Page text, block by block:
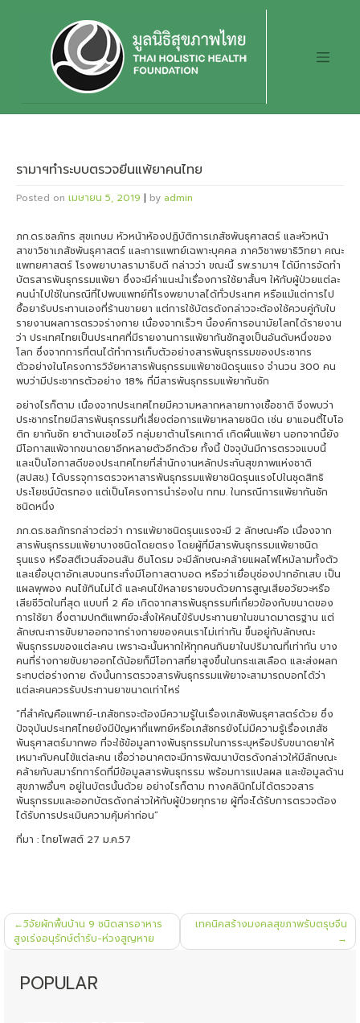
รามาฯทำระบบตรวจยีนแพ้ยาคนไทย
Posted on เมษายน 5, 2019 | by admin
ภก.ดร.ชลภัทร สุขเกษม หัวหน้าห้องปฏิบัติการเภสัชพันธุศาสตร์ และหัวหน้า
สาขาวิชาเภสัชพันธุศาสตร์ และการแพทย์เฉพาะบุคคล ภาควิชาพยาธิวิทยา คณะ
แพทยศาสตร์ โรงพยาบาลรามาธิบดี กล่าวว่า ขณะนี้ รพ.รามาฯ ได้มีการจัดทำ
บัตรสารพันธุกรรมแพ้ยา ซึ่งจะมีคำแนะนำเรื่องการใช้ยาสั้นๆ ให้กับผู้ป่วยแต่ละ
คนนำไปใช้ในกรณีที่ไปพบแพทย์ที่โรงพยาบาลได้ทั่วประเทศ หรือแม้แต่การไป
ซื้อยารับประทานเองที่ร้านขายยา แต่การใช้บัตรดังกล่าวจะต้องใช้ควบคู่กับใบ
รายงานผลการตรวจร่างกาย เนื่องจากเร็วๆ นี้องค์การอนามัยโลกได้รายงาน
ว่า ประเทศไทยเป็นประเทศที่มีรายงานการแพ้ยากันชักสูงเป็นอันดับหนึ่งของ
โลก ซึ่งจากการที่ตนได้ทำการเก็บตัวอย่างสารพันธุกรรมของประชากร
ตัวอย่างในโครงการวิจัยหาสารพันธุกรรมแพ้ยาชนิดรุนแรง จำนวน 300 คน
พบว่ามีประชากรตัวอย่าง 18% ที่มีสารพันธุกรรมแพ้ยากันชัก
อย่างไรก็ตาม เนื่องจากประเทศไทยมีความหลากหลายทางเชื้อชาติ จึงพบว่า
ประชากรไทยมีสารพันธุกรรมที่เสี่ยงต่อการแพ้ยาหลายชนิด เช่น ยาแอนตี้ไบโอ
ติก ยากันชัก ยาต้านเอชไอวี กลุ่มยาต้านโรคเกาต์ เกิดผื่นแพ้ยา นอกจากนี้ยัง
มีโอกาสแพ้จากขนาดยาอีกหลายตัวอีกด้วย ทั้งนี้ ปัจจุบันมีการตรวจแบบนี้
และเป็นโอกาสดีของประเทศไทยที่สำนักงานหลักประกันสุขภาพแห่งชาติ
(สปสช.) ได้บรรจุการตรวจหาสารพันธุกรรมแพ้ยาชนิดรุนแรงไปในชุดสิทธิ
ประโยชน์บัตรทอง แต่เป็นโครงการนำร่องใน กทม. ในกรณีการแพ้ยากันชัก
ชนิดหนึ่ง
ภก.ดร.ชลภัทรกล่าวต่อว่า การแพ้ยาชนิดรุนแรงจะมี 2 ลักษณะคือ เนื่องจาก
สารพันธุกรรมแพ้ยาบางชนิดโดยตรง โดยผู้ที่มีสารพันธุกรรมแพ้ยาชนิด
รุนแรง หรือสตีเวนส์จอนสัน ซินโดรม จะมีลักษณะคล้ายแผลไฟไหม้ลามทั้งตัว
และเยื่อบุตาอักเสบจนกระทั่งมีโอกาสตาบอด หรือว่าเยื่อบุช่องปากอักเสบ เป็น
แผลพุพอง คนไข้กินไม่ได้ และคนไข้หลายรายจบด้วยการสูญเสียอวัยวะหรือ
เสียชีวิตในที่สุด แบบที่ 2 คือ เกิดจากสารพันธุกรรมที่เกี่ยวข้องกับขนาดของ
การใช้ยา ซึ่งตามปกติแพทย์จะสั่งให้คนไข้รับประทานยาในขนาดมาตรฐาน แต่
ลักษณะการขับยาออกจากร่างกายของคนเราไม่เท่ากัน ขึ้นอยู่กับลักษณะ
พันธุกรรมของแต่ละคน เพราะฉะนั้นหากให้ทุกคนกินยาในปริมาณที่เท่ากัน บาง
คนที่ร่างกายขับยาออกได้น้อยก็มีโอกาสที่ยาสูงขึ้นในกระแสเลือด และส่งผลก
ระทบต่อร่างกาย ดังนั้นการตรวจสารพันธุกรรมแพ้ยาจะสามารถบอกได้ว่า
แต่ละคนควรรับประทานยาขนาดเท่าไหร่
“ที่สำคัญคือแพทย์-เภสัชกรจะต้องมีความรู้ในเรื่องเภสัชพันธุศาสตร์ด้วย ซึ่ง
ปัจจุบันประเทศไทยยังมีปัญหาที่แพทย์หรือเภสัชกรยังไม่มีความรู้เรื่องเภสัช
พันธุศาสตร์มากพอ ที่จะใช้ข้อมูลทางพันธุกรรมในการระบุหรือปรับขนาดยาให้
เหมาะกับคนไข้แต่ละคน เชื่อว่าอนาคตจะมีการพัฒนาบัตรดังกล่าวให้มีลักษณะ
คล้ายกับสมาร์ทการ์ดที่มีข้อมูลสารพันธุกรรม พร้อมการแปลผล และข้อมูลด้าน
สุขภาพอื่นๆ อยู่ในบัตรนั้นด้วย อย่างไรก็ตาม ทางคลินิกไม่ได้ตรวจสาร
พันธุกรรมและออกบัตรดังกล่าวให้กับผู้ป่วยทุกราย ผู้ที่จะได้รับการตรวจต้อง
ได้รับการประเมินความคุ้มค่าก่อน”
ที่มา : ไทยโพสต์ 27 ม.ค.57
แนะแนว
เรื่อง
วิจัยผักพื้นบ้าน 9 ชนิดสารอาหาร
สูงเร่งอนุรักษ์ตำรับ-ห่วงสูญหาย
เทคนิคสร้างมงคลสุขภาพรับตรุษจีน
POPULAR